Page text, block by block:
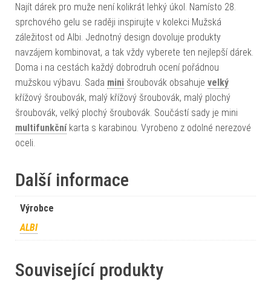
Najít dárek pro muže není kolikrát lehký úkol. Namísto 28.
sprchového gelu se raději inspirujte v kolekci Mužská
záležitost od Albi. Jednotný design dovoluje produkty
navzájem kombinovat, a tak vždy vyberete ten nejlepší dárek.
Doma i na cestách každý dobrodruh ocení pořádnou
mužskou výbavu. Sada mini šroubovák obsahuje velký
křížový šroubovák, malý křížový šroubovák, malý plochý
šroubovák, velký plochý šroubovák. Součástí sady je mini
multifunkčníkarta s karabinou. Vyrobeno z odolné nerezové
oceli.
Další informace
Výrobce
ALBI
Související produkty